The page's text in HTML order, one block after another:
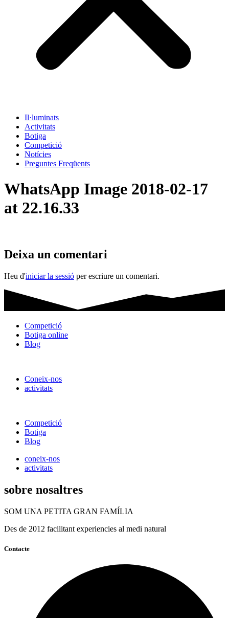
Il·luminats
Activitats
Botiga
Competició
Notícies
Preguntes Freqüents
WhatsApp Image 2018-02-17
at 22.16.33
Deixa un comentari
Heu d'iniciar la sessió per escriure un comentari.
Competició
Botiga online
Blog
Coneix-nos
activitats
Competició
Botiga
Blog
coneix-nos
activitats
sobre nosaltres
SOM UNA PETITA GRAN FAMÍLIA
Des de 2012 facilitant experiencies al medi natural
Contacte